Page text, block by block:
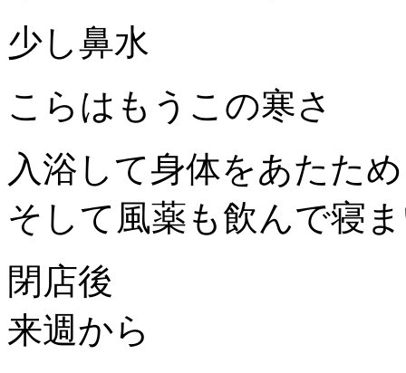
少し鼻水
こらはもうこの寒さ
入浴して身体をあたた
そして風薬も飲んで寝
閉店後
来週から